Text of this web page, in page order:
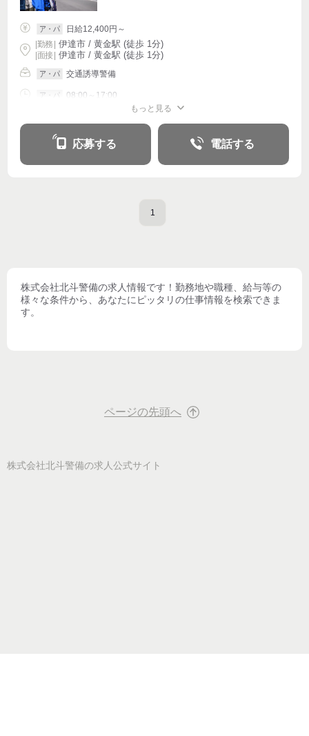
ア・パ
日給12,400円～
|勤務 伊達市 / 黄金駅 (徒歩 1分)
| 面接 | 伊達市 / 黄金駅 (徒歩 1分)
ア・パ 交通誘導警備
ア・パ 08:00～17:00
もっと見る
応募する 電話する
1
株式会社北斗警備の求人情報です！勤務地や職種、給与等の
様々な条件から、あなたにピッタリの仕事情報を検索できま
す。
ページの先頭へ
株式会社北斗警備の求人公式サイト